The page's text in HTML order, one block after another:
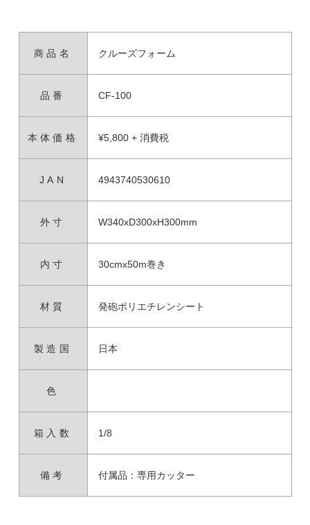
商品名 クルーズフォーム
品番 CF-100
本体価格 ¥5,800 + 消費税
JAN 4943740530610
外寸 W340xD300xH300mm
内寸 30cmx50m巻き
材質 発砲ポリエチレンシート
製造国 日本
色
箱入数 1/8
備考 付属品：専用カッター